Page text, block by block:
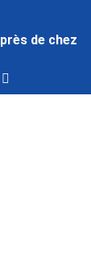
de chez